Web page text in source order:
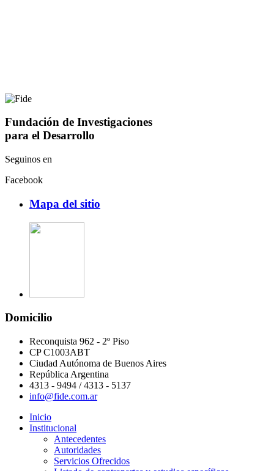
Fundación de Investigaciones
para el Desarrollo
Seguinos en
Facebook
Mapa del sitio
Domicilio
Reconquista 962 - 2º Piso
CP C1003ABT
Ciudad Autónoma de Buenos Aires
República Argentina
4313 - 9494 / 4313 - 5137
info@fide.com.ar
Inicio
Institucional
Antecedentes
Autoridades
Servicios Ofrecidos